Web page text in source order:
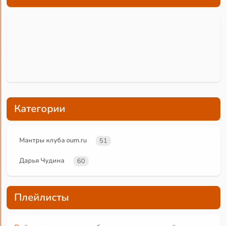
Категории
Мантры клуба oum.ru 51
Дарья Чудина 60
Плейлисты